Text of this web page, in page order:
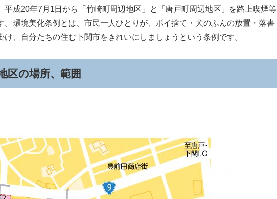
平成20年7月1日から「竹崎町周辺地区」と「唐戸町周辺地区」を路上喫煙等
。環境美化条例とは、市民一人ひとりが、ポイ捨て・犬のふんの放置・落書
け、自分たちの住む下関市をきれいにしましょうという条例です。
区の場所、範囲